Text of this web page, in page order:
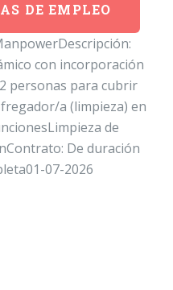
DE EMPLEO
con incorporación
personas para cubrir
a (limpieza) en
de
De duración
07-2026